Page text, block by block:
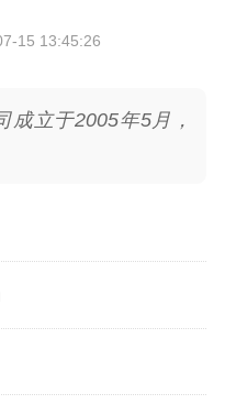
15 13:45:26
成立于2005年5月，